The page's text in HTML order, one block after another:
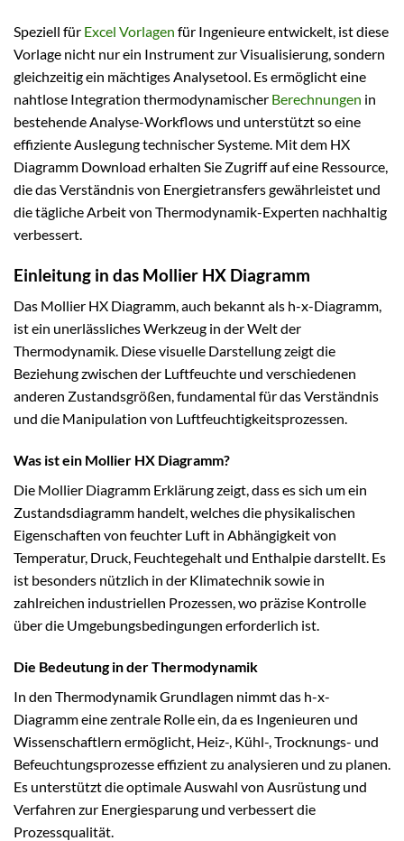
Speziell für Excel Vorlagen für Ingenieure entwickelt, ist diese
Vorlage nicht nur ein Instrument zur Visualisierung, sondern
gleichzeitig ein mächtiges Analysetool. Es ermöglicht eine
nahtlose Integration thermodynamischer Berechnungen in
bestehende Analyse-Workflows und unterstützt so eine
effiziente Auslegung technischer Systeme. Mit dem HX
Diagramm Download erhalten Sie Zugriff auf eine Ressource,
die das Verständnis von Energietransfers gewährleistet und
die tägliche Arbeit von Thermodynamik-Experten nachhaltig
verbessert.
Einleitung in das Mollier HX Diagramm
Das Mollier HX Diagramm, auch bekannt als h-x-Diagramm,
ist ein unerlässliches Werkzeug in der Welt der
Thermodynamik. Diese visuelle Darstellung zeigt die
Beziehung zwischen der Luftfeuchte und verschiedenen
anderen Zustandsgrößen, fundamental für das Verständnis
und die Manipulation von Luftfeuchtigkeitsprozessen.
Was ist ein Mollier HX Diagramm?
Die Mollier Diagramm Erklärung zeigt, dass es sich um ein
Zustandsdiagramm handelt, welches die physikalischen
Eigenschaften von feuchter Luft in Abhängigkeit von
Temperatur, Druck, Feuchtegehalt und Enthalpie darstellt. Es
ist besonders nützlich in der Klimatechnik sowie in
zahlreichen industriellen Prozessen, wo präzise Kontrolle
über die Umgebungsbedingungen erforderlich ist.
Die Bedeutung in der Thermodynamik
In den Thermodynamik Grundlagen nimmt das h-x-
Diagramm eine zentrale Rolle ein, da es Ingenieuren und
Wissenschaftlern ermöglicht, Heiz-, Kühl-, Trocknungs- und
Befeuchtungsprozesse effizient zu analysieren und zu planen.
Es unterstützt die optimale Auswahl von Ausrüstung und
Verfahren zur Energiesparung und verbessert die
Prozessqualität.